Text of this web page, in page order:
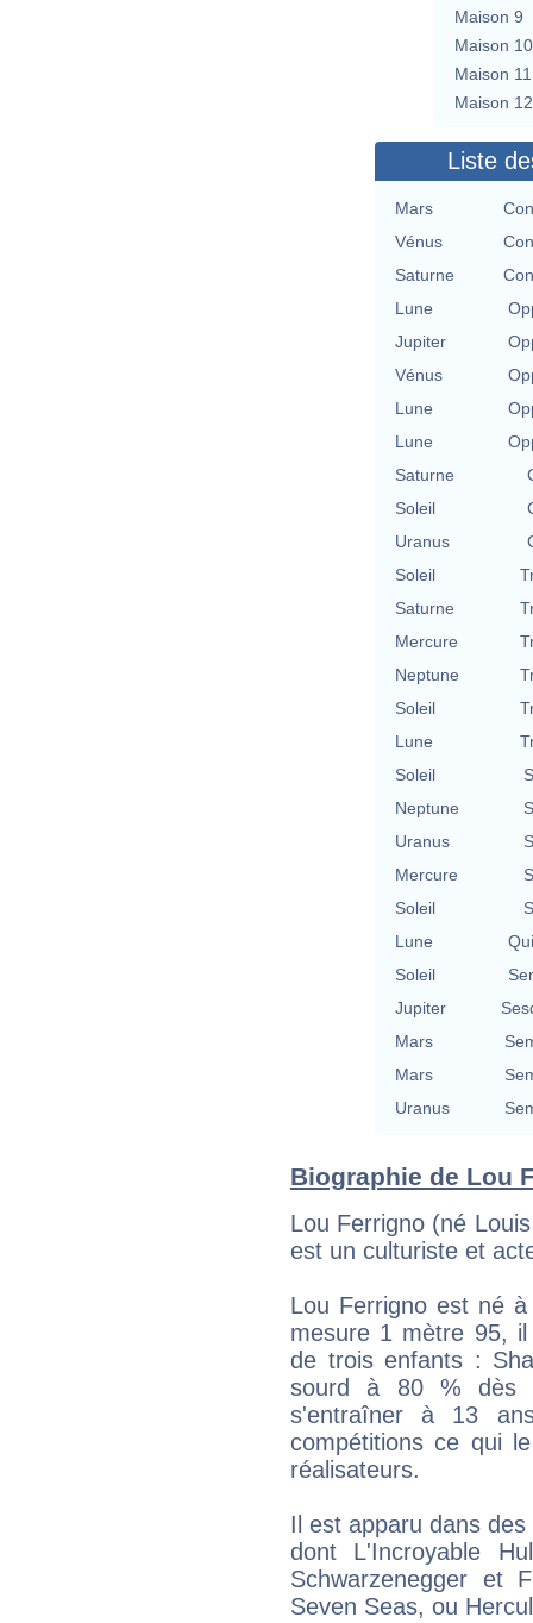
Maison 9
Maison 10
Maison 11
Maison 12
Liste
Mars
Vénus
Saturne
Lune
Jupiter
Vénus
Lune
Lune
Saturne
Soleil
Uranus
Soleil
Saturne
Mercure
Neptune
Soleil
Lune
Soleil
Neptune
Uranus
Mercure
Soleil
Lune
Soleil
Jupiter
Mars
Mars
Uranus
Biographie de Lou
Lou Ferrigno (né
est un culturiste et
Lou Ferrigno est né
mesure 1 mètre 95,
de trois enfants :
sourd à 80 % dès
s'entraîner à 13
compétitions ce qui
réalisateurs.
Il est apparu dans
dont L'Incroyable
Schwarzenegger et
Seven Seas, ou